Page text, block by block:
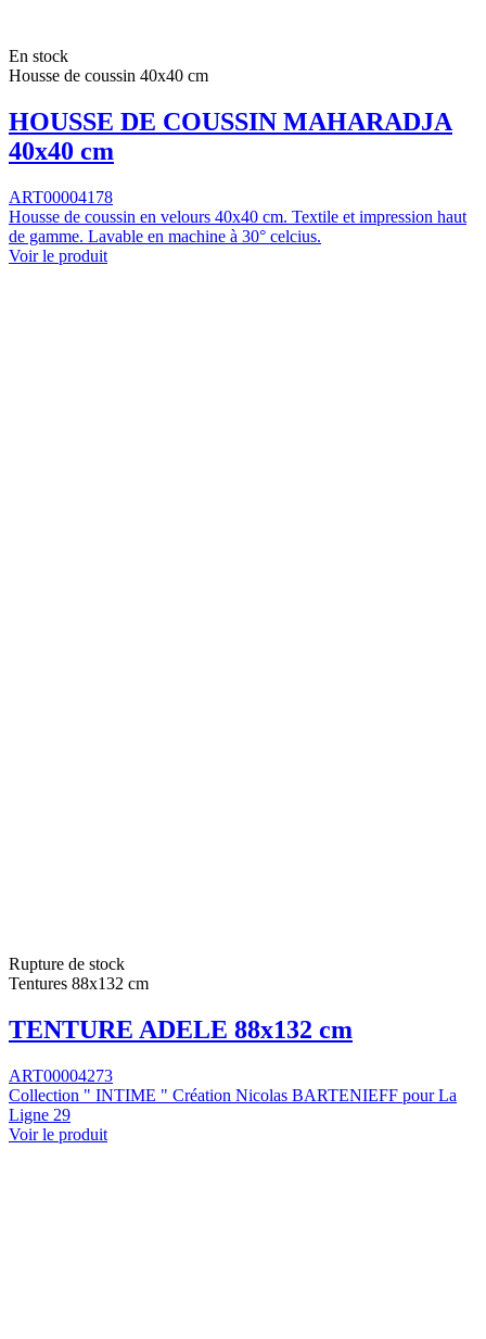
En stock
Housse de coussin 40x40 cm
HOUSSE DE COUSSIN MAHARADJA
40x40 cm
ART00004178
Housse de coussin en velours 40x40 cm. Textile et impression haut
de gamme. Lavable en machine à 30° celcius.
Voir le produit
Rupture de stock
Tentures 88x132 cm
TENTURE ADELE 88x132 cm
ART00004273
Collection " INTIME " Création Nicolas BARTENIEFF pour La
Ligne 29
Voir le produit